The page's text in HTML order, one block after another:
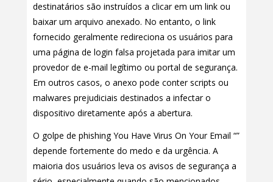
destinatários são instruídos a clicar em um link ou
baixar um arquivo anexado. No entanto, o link
fornecido geralmente redireciona os usuários para
uma página de login falsa projetada para imitar um
provedor de e-mail legítimo ou portal de segurança.
Em outros casos, o anexo pode conter scripts ou
malwares prejudiciais destinados a infectar o
dispositivo diretamente após a abertura.
O golpe de phishing You Have Virus On Your Email “”
depende fortemente do medo e da urgência. A
maioria dos usuários leva os avisos de segurança a